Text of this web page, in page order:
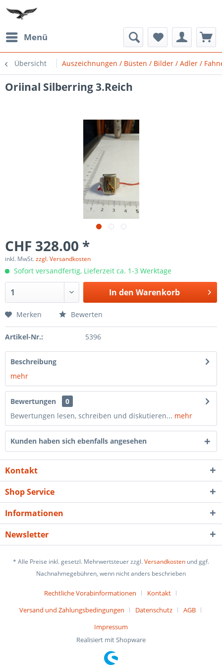
Menü
Übersicht Auszeichnungen / Büsten / Bilder / Adler /
Oriinal Silberring 3.Reich
CHF 328.00 *
inkl. MwSt.zzgl. Versandkosten
Sofort versandfertig, Lieferzeit ca. 1-3 Werktage
In den Warenkorb
Merken Bewerten
Artikel-Nr.: 5396
Beschreibung
mehr
Bewertungen
0
Bewertungen lesen, schreiben und diskutieren... mehr
Kunden haben sich ebenfalls angesehen
Kontakt
Shop Service
Informationen
Newsletter
* Alle Preise inkl. gesetzl. Mehrwertsteuer zzgl.Versandkosten und ggf.
Nachnahmegebühren, wenn nicht anders beschrieben
Rechtliche Vorabinformationen
Kontakt
Versand und Zahlungsbedingungen
Datenschutz
AGB
Impressum
Realisiert mit Shopware